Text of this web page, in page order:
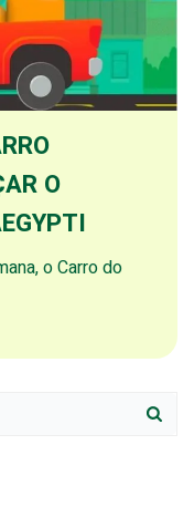
O
o Carro do